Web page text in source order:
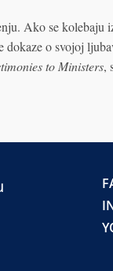
Ako se kolebaju
dokaze o svojoj
to Ministers,